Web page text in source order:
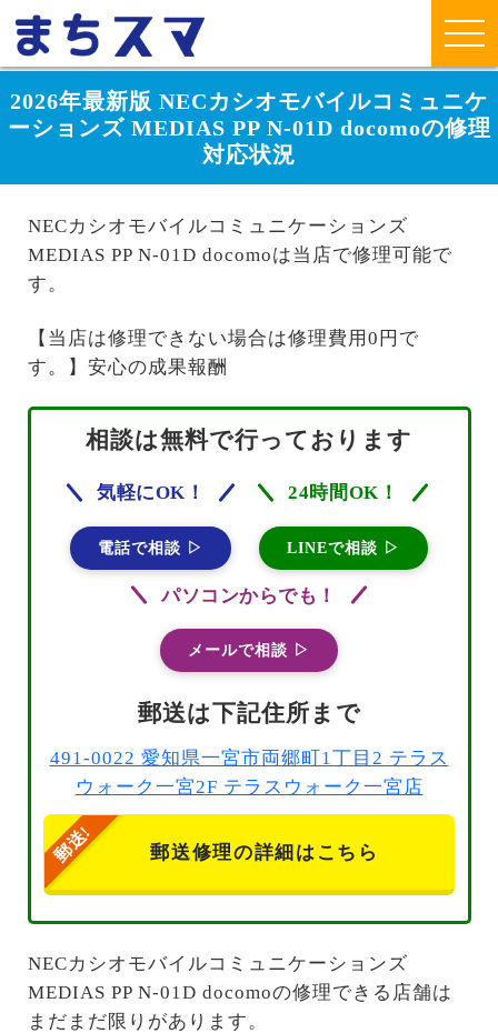
2026年最新版 NECカシオモバイルコミュニケ
ーションズ MEDIAS PP N-01D docomoの修理
対応状況
NECカシオモバイルコミュニケーションズ
MEDIAS PP N-01D docomoは当店で修理可能で
す。
【当店は修理できない場合は修理費用0円で
す。】安心の成果報酬
相談は無料で行っております
気軽にOK！
電話で相談 ▷
24時間OK！
LINEで相談 ▷
パソコンからでも！
メールで相談 ▷
郵送は下記住所まで
491-0022 愛知県一宮市両郷町1丁目2 テラス
ウォーク一宮2F テラスウォーク一宮店
郵送修理の詳細はこちら
NECカシオモバイルコミュニケーションズ
MEDIAS PP N-01D docomoの修理できる店舗は
まだまだ限りがあります。